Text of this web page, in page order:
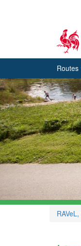
Routes